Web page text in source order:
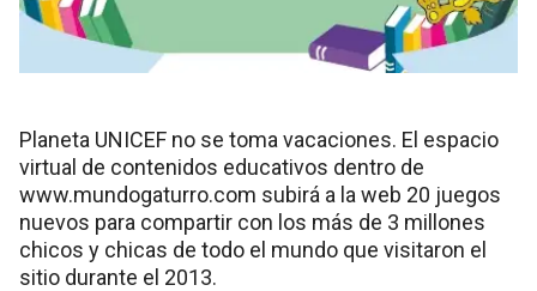
Planeta UNICEF no se toma vacaciones. El espacio
virtual de contenidos educativos dentro de
www.mundogaturro.com subirá a la web 20 juegos
nuevos para compartir con los más de 3 millones
chicos y chicas de todo el mundo que visitaron el
sitio durante el 2013.